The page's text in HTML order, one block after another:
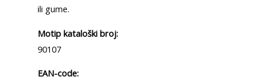
ili gume.
Motip kataloški broj:
90107
EAN-code: